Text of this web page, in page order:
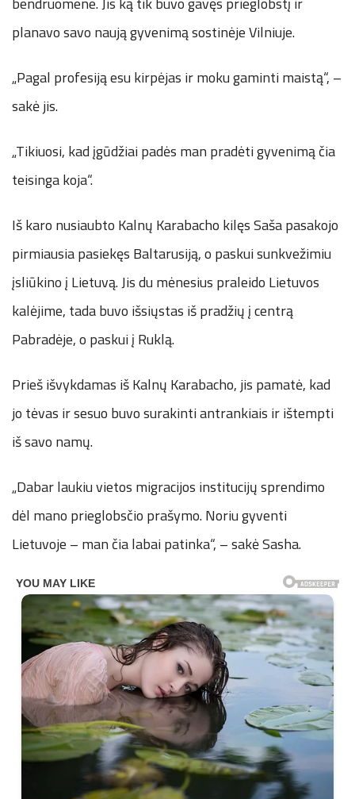
planavo savo naują gyvenimą sostinėje Vilniuje.
„Pagal profesiją esu kirpėjas ir moku gaminti maistą“, –
sakė jis.
„Tikiuosi, kad įgūdžiai padės man pradėti gyvenimą čia
teisinga koja“.
Iš karo nusiaubto Kalnų Karabacho kilęs Saša pasakojo
pirmiausia pasiekęs Baltarusiją, o paskui sunkvežimiu
įsliūkino į Lietuvą. Jis du mėnesius praleido Lietuvos
kalėjime, tada buvo išsiųstas iš pradžių į centrą
Pabradėje, o paskui į Ruklą.
Prieš išvykdamas iš Kalnų Karabacho, jis pamatė, kad
jo tėvas ir sesuo buvo surakinti antrankiais ir ištempti
iš savo namų.
„Dabar laukiu vietos migracijos institucijų sprendimo
dėl mano prieglobsčio prašymo. Noriu gyventi
Lietuvoje – man čia labai patinka“, – sakė Sasha.